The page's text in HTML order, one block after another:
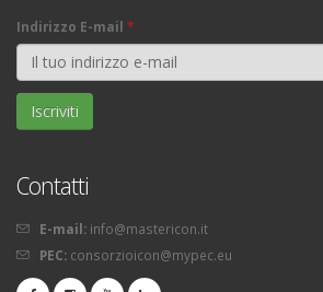
Indirizzo E-mail *
Contatti
E-mail: info@mastericon.it
PEC: consorzioicon@mypec.eu